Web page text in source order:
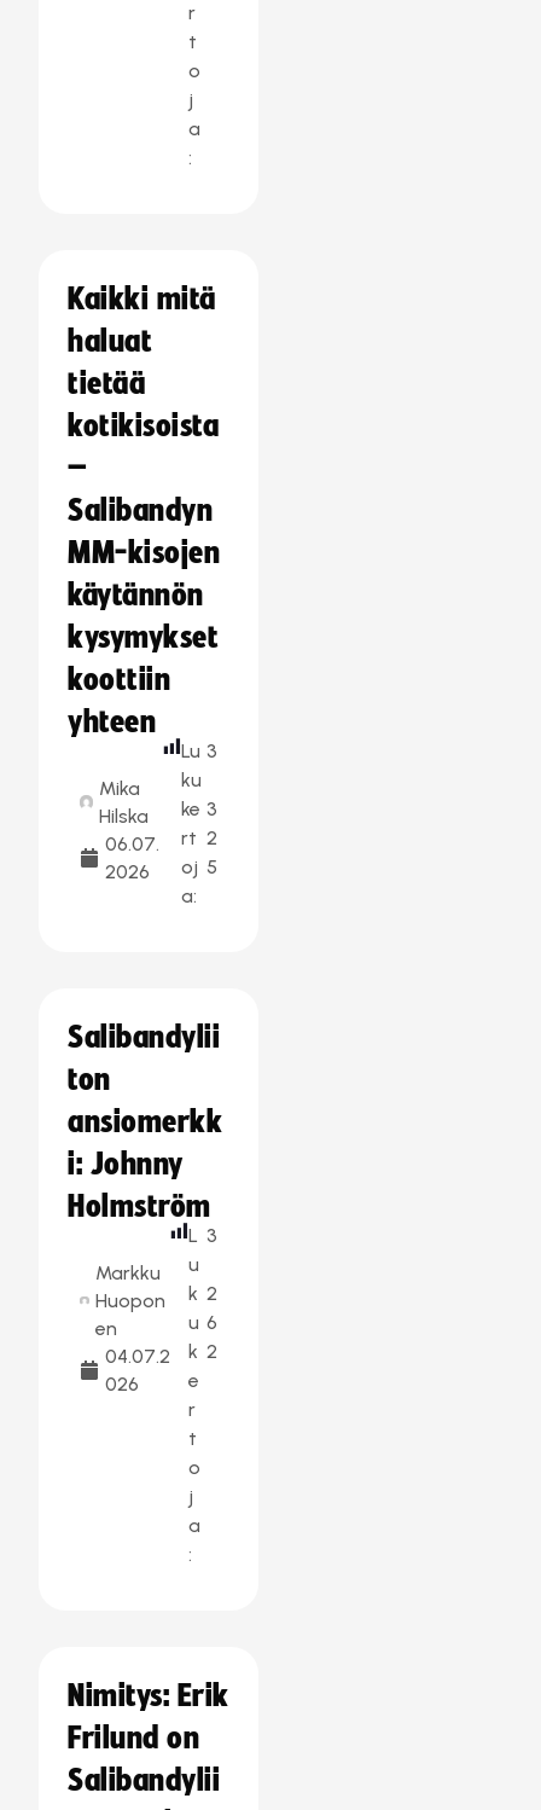
r
t
o
j
a
:
Kaikki mitä
haluat
tietää
kotikisoista
–
Salibandyn
MM-kisojen
käytännön
kysymykset
koottiin
yhteen
Mika
Hilska
06.07.
2026
Lu
ku
ke
rt
oj
a:
3
3
2
5
Salibandylii
ton
ansiomerkk
i: Johnny
Holmström
Markku
Huopon
en
04.07.2
026
L
u
k
u
k
e
r
t
o
j
a
:
3
2
6
2
Nimitys: Erik
Frilund on
Salibandylii